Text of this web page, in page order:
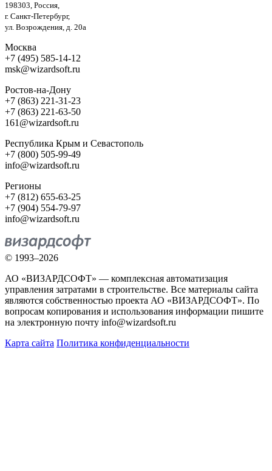
198303, Россия,
г. Санкт-Петербург,
ул. Возрождения, д. 20а
Москва
+7 (495) 585-14-12
msk@wizardsoft.ru
Ростов-на-Дону
+7 (863) 221-31-23
+7 (863) 221-63-50
161@wizardsoft.ru
Республика Крым и Севастополь
+7 (800) 505-99-49
info@wizardsoft.ru
Регионы
+7 (812) 655-63-25
+7 (904) 554-79-97
info@wizardsoft.ru
© 1993–2026
АО «ВИЗАРДСОФТ» — комплексная автоматизация
управления затратами в строительстве. Все материалы сайта
являются собственностью проекта АО «ВИЗАРДСОФТ». По
вопросам копирования и использования информации пишите
на электронную почту info@wizardsoft.ru
Карта сайта Политика конфиденциальности